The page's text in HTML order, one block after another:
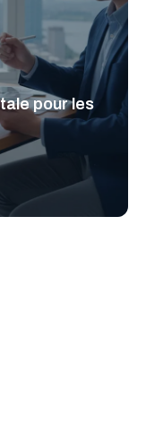
pour les